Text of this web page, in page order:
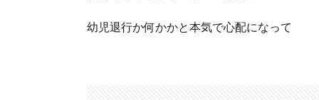
幼児退行か何かかと本気で心配になって